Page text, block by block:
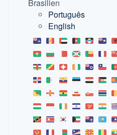
Brasilien
Português
English